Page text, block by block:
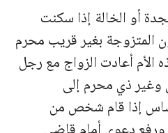
أو الخالة إذا سكنت
المتزوجة بغير قريب محرم
الأم أعادت الزواج مع رجل
وغير ذي محرم إلى
إذا قام شخص من